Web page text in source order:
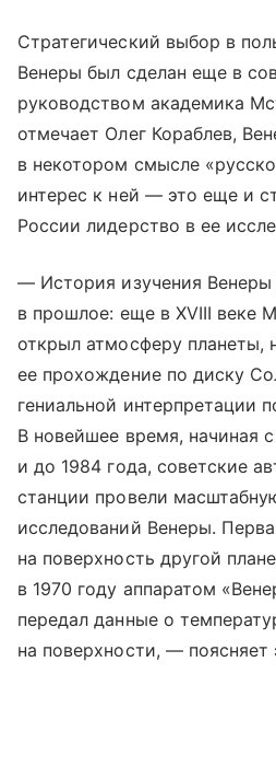
Стратегический выбор в
Венеры был сделан еще в
руководством академика
отмечает Олег Кораблев,
в некотором смысле
интерес к ней — это еще и
России лидерство в ее
— История изучения Венеры
в прошлое: еще в XVIII веке
открыл атмосферу планеты,
ее прохождение по диску
гениальной интерпретации
В новейшее время, начиная
и до 1984 года, советские
станции провели
исследований Венеры.
на поверхность другой
в 1970 году аппаратом
передал данные о
на поверхности, — поясняет